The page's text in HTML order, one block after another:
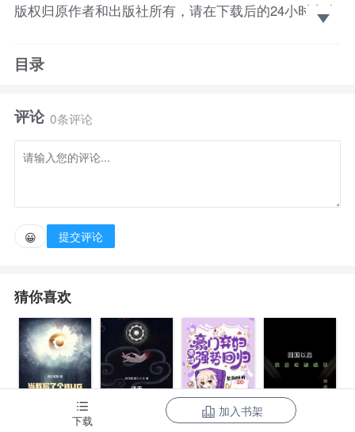
版权归原作者和出版社所有，请在下载后的24小时之内
心念念的还是女主。我放弃了，唤出系统，决定脱离这
这时我才知道，原来傅璟行一直都知道我的攻略者身
份。我所做的一切，在他眼里只是一个笑话。
可在我死后，他却后悔了。
目录
评论 0条评论
😀 提交评论
猜你喜欢
豪门弃妇带娃
下载
加入书架